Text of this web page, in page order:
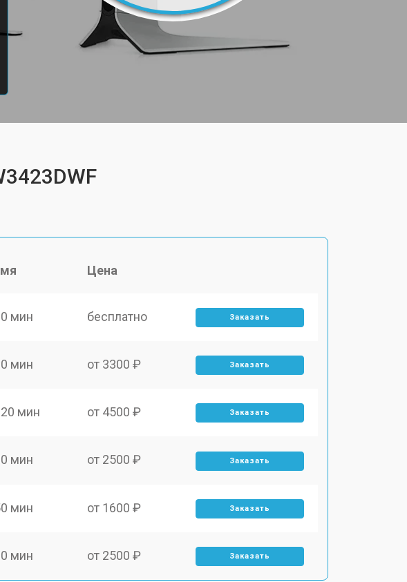
Цена
мин бесплатно Заказать
мин от 3300 ₽ Заказать
мин от 4500 ₽ Заказать
мин от 2500 ₽ Заказать
мин от 1600 ₽ Заказать
мин от 2500 ₽ Заказать